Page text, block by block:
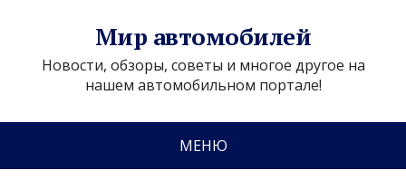
Мир автомобилей
Новости, обзоры, советы и многое другое на
нашем автомобильном портале!
МЕНЮ